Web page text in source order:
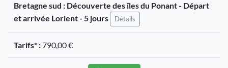
Bretagne sud : Découverte des îles du Ponant - Départ
et arrivée Lorient - 5 jours
Détails
Tarifs* :790,00 €